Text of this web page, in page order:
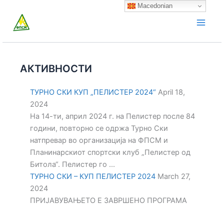
content
АКТИВНОСТИ
ТУРНО СКИ КУП „ПЕЛИСТЕР 2024“ April 18,
2024
На 14-ти, април 2024 г. на Пелистер после 84
години, повторно се одржа Турно Ски
натпревар во организација на ФПСМ и
Планинарскиот спортски клуб „Пелистер од
Битола“. Пелистер го ...
ТУРНО СКИ – КУП ПЕЛИСТЕР 2024 March 27,
2024
ПРИЈАВУВАЊЕТО Е ЗАВРШЕНО ПРОГРАМА
Macedonian